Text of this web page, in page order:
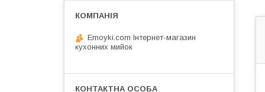
Emoyki.com Інтернет-магазин
кухонних мийок